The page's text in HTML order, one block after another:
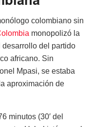
colombiano sin
monopolizó la
del partido
africano. Sin
Mpasi, se estaba
aproximación de
minutos (30′ del